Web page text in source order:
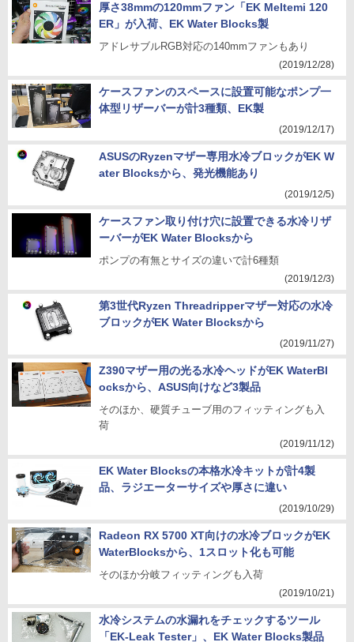
厚さ38mmの120mmファン「EK Meltemi 120
ER」が入荷、EK Water Blocks製
アドレサブルRGB対応の140mmファンもあり
(2019/12/28)
ケースファンのスペースに設置可能なポンプ一
体型リザーバーが計3種類、EK製
(2019/12/17)
ASUSのRyzenマザー専用水冷ブロックがEK W
ater Blocksから、発光機能あり
(2019/12/5)
ケースファン取り付け穴に設置できる水冷リザ
ーバーがEK Water Blocksから
ポンプの有無とサイズの違いで計6種類
(2019/12/3)
第3世代Ryzen Threadripperマザー対応の水冷
ブロックがEK Water Blocksから
(2019/11/27)
Z390マザー用の光る水冷ヘッドがEK WaterBl
ocksから、ASUS向けなど3製品
そのほか、硬質チューブ用のフィッティングも入
荷
(2019/11/12)
EK Water Blocksの本格水冷キットが計4製
品、ラジエーターサイズや厚さに違い
(2019/10/29)
Radeon RX 5700 XT向けの水冷ブロックがEK
WaterBlocksから、1スロット化も可能
そのほか分岐フィッティングも入荷
(2019/10/21)
水冷システムの水漏れをチェックするツール
「EK-Leak Tester」、EK Water Blocks製品